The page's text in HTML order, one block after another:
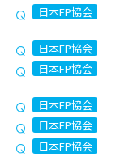
日本FP協会
日本FP協会
日本FP協会
日本FP協会
日本FP協会
日本FP協会